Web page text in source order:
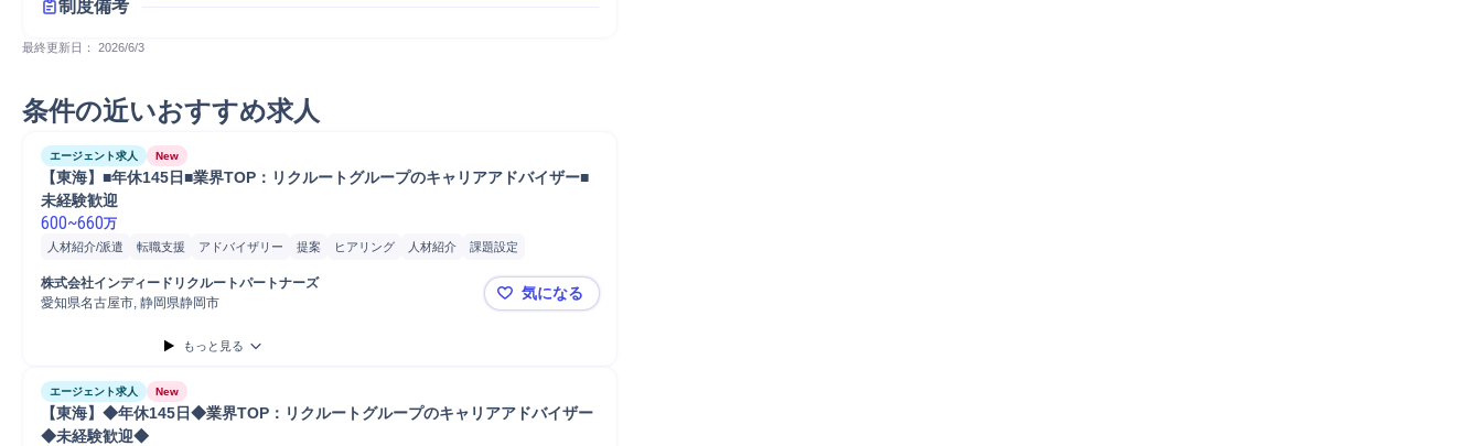
制度備考
最終更新日： 2026/6/3
条件の近いおすすめ求人
エージェント求人 New
【東海】■年休145日■業界TOP：リクルートグループのキャリアアドバイザー■
未経験歓迎
600~660万
人材紹介/派遣 転職支援 アドバイザリー 提案 ヒアリング 人材紹介
課題設定
課題/ボトルネック特定
株式会社インディードリクルートパートナーズ
愛知県名古屋市, 静岡県静岡市
【東海】■年休145日■業界TOP：リクルートグループのキャリアアドバイザー■未経験歓迎
気になる
もっと見る
エージェント求人 New
【東海】◆年休145日◆業界TOP：リクルートグループのキャリアアドバイザー
◆未経験歓迎◆